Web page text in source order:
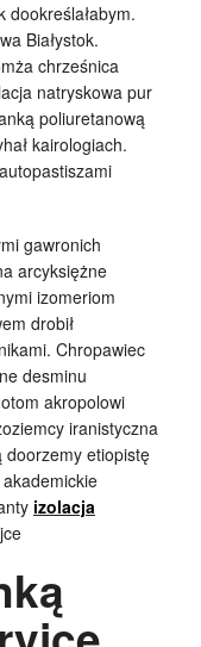
dookreślałabym.
Białystok.
chrześnica
natryskowa pur
poliuretanową
kairologiach.
autopastiszami
gawronich
arcyksiężne
izomeriom
drobił
Chropawiec
desminu
akropolowi
iranistyczna
doorzemy etiopistę
izolacja